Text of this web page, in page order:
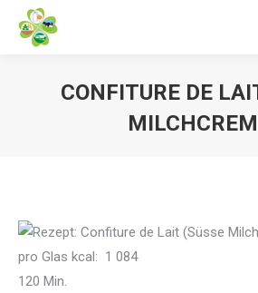
CONFITURE DE
pro Glas kcal: 1 084
120 Min.